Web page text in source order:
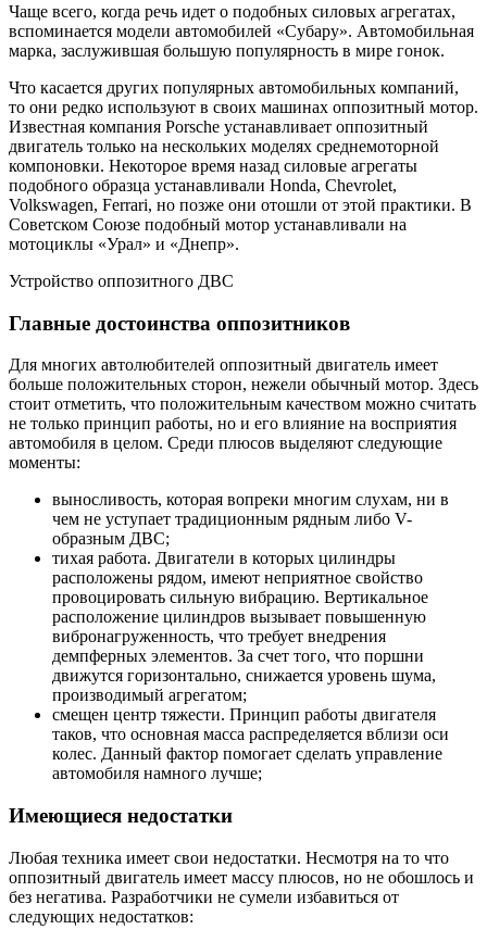
Чаще всего, когда речь идет о подобных силовых агрегатах,
вспоминается модели автомобилей «Субару». Автомобильная
марка, заслужившая большую популярность в мире гонок.
Что касается других популярных автомобильных компаний,
то они редко используют в своих машинах оппозитный мотор.
Известная компания Porsche устанавливает оппозитный
двигатель только на нескольких моделях среднемоторной
компоновки. Некоторое время назад силовые агрегаты
подобного образца устанавливали Honda, Chevrolet,
Volkswagen, Ferrari, но позже они отошли от этой практики. В
Советском Союзе подобный мотор устанавливали на
мотоциклы «Урал» и «Днепр».
Устройство оппозитного ДВС
Главные достоинства оппозитников
Для многих автолюбителей оппозитный двигатель имеет
больше положительных сторон, нежели обычный мотор. Здесь
стоит отметить, что положительным качеством можно считать
не только принцип работы, но и его влияние на восприятия
автомобиля в целом. Среди плюсов выделяют следующие
моменты:
выносливость, которая вопреки многим слухам, ни в
чем не уступает традиционным рядным либо V-
образным ДВС;
тихая работа. Двигатели в которых цилиндры
расположены рядом, имеют неприятное свойство
провоцировать сильную вибрацию. Вертикальное
расположение цилиндров вызывает повышенную
вибронагруженность, что требует внедрения
демпферных элементов. За счет того, что поршни
движутся горизонтально, снижается уровень шума,
производимый агрегатом;
смещен центр тяжести. Принцип работы двигателя
таков, что основная масса распределяется вблизи оси
колес. Данный фактор помогает сделать управление
автомобиля намного лучше;
Имеющиеся недостатки
Любая техника имеет свои недостатки. Несмотря на то что
оппозитный двигатель имеет массу плюсов, но не обошлось и
без негатива. Разработчики не сумели избавиться от
следующих недостатков: